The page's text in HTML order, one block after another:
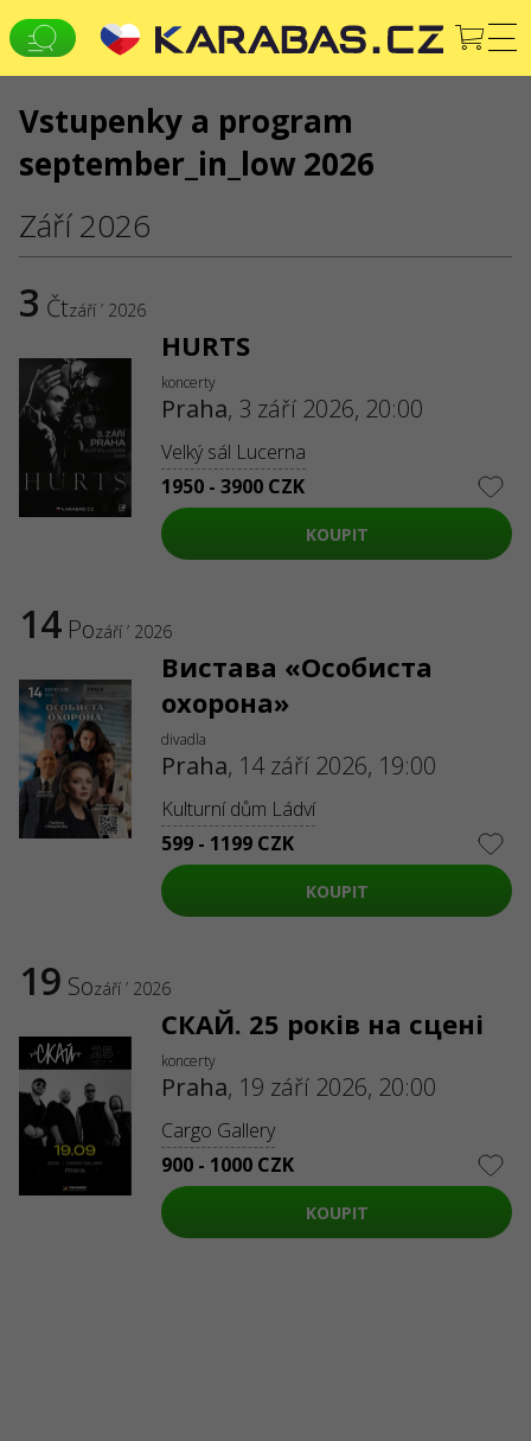
CS EN UK
PRAHA
JSME NA SOCIÁLNÍCH SÍTÍCH
O NÁS
Pro organizátory
Logo pro plakáty a média
O společnosti
Veřejná nabídka
Vstupenky a program
september_in_low 2026
Září 2026
3 Čtzáří ’ 2026
HURTS
koncerty
Praha, 3 září 2026, 20:00
Velký sál Lucerna
1950 - 3900 CZK
KOUPIT
14 Pozáří ’ 2026
Вистава «Особиста
охорона»
divadla
Praha, 14 září 2026, 19:00
Kulturní dům Ládví
599 - 1199 CZK
KOUPIT
19 Sozáří ’ 2026
СКАЙ. 25 років на сцені
koncerty
Praha, 19 září 2026, 20:00
Cargo Gallery
900 - 1000 CZK
KOUPIT